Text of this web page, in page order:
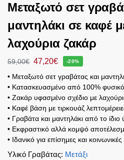
Μεταξωτό σετ
μαντηλάκι σε καφέ
λαχούρια ζακάρ
59,00€ 47,20€ -20%
• Μεταξωτό σετ γραβάτας και
• Κατασκευασμένο από 100% φυσικό
• Ζακάρ υφασμένο σχέδιο με
• Καφέ βάση με τιρκουάζ
• Γραβάτα και μαντηλάκι από το
• Εκφραστικό αλλά κομψό
• Ιδανικό για επίσημες και κοινωνικές
Υλικό Γραβάτας: Μετάξι